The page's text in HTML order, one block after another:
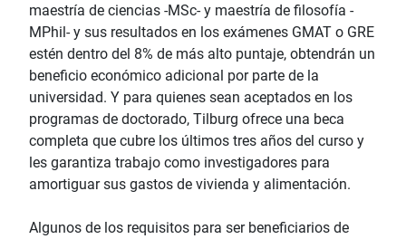
maestría de ciencias -MSc- y maestría de filosofía -
MPhil- y sus resultados en los exámenes GMAT o GRE
estén dentro del 8% de más alto puntaje, obtendrán un
beneficio económico adicional por parte de la
universidad. Y para quienes sean aceptados en los
programas de doctorado, Tilburg ofrece una beca
completa que cubre los últimos tres años del curso y
les garantiza trabajo como investigadores para
amortiguar sus gastos de vivienda y alimentación.
Algunos de los requisitos para ser beneficiarios de